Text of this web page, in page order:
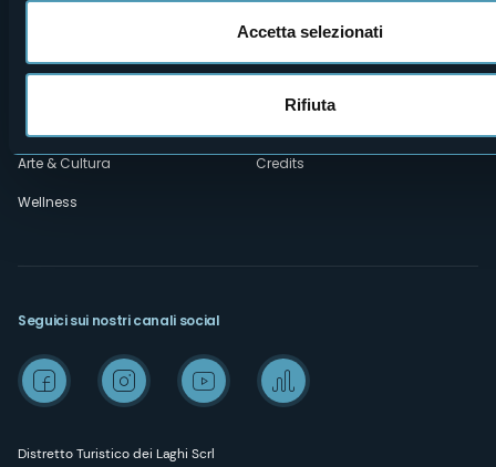
Accetta selezionati
Rifiuta
Cookie Policy
Arte & Cultura
Wellness
Mice
Credits
Distretto Turistico dei Laghi Scrl
Seguici sui nostri canali social